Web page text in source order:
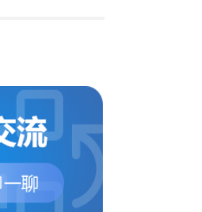
发
月
色
...
湖北省武汉市发布
色预警
日05时54分发布高温
警信号：预计今天白天